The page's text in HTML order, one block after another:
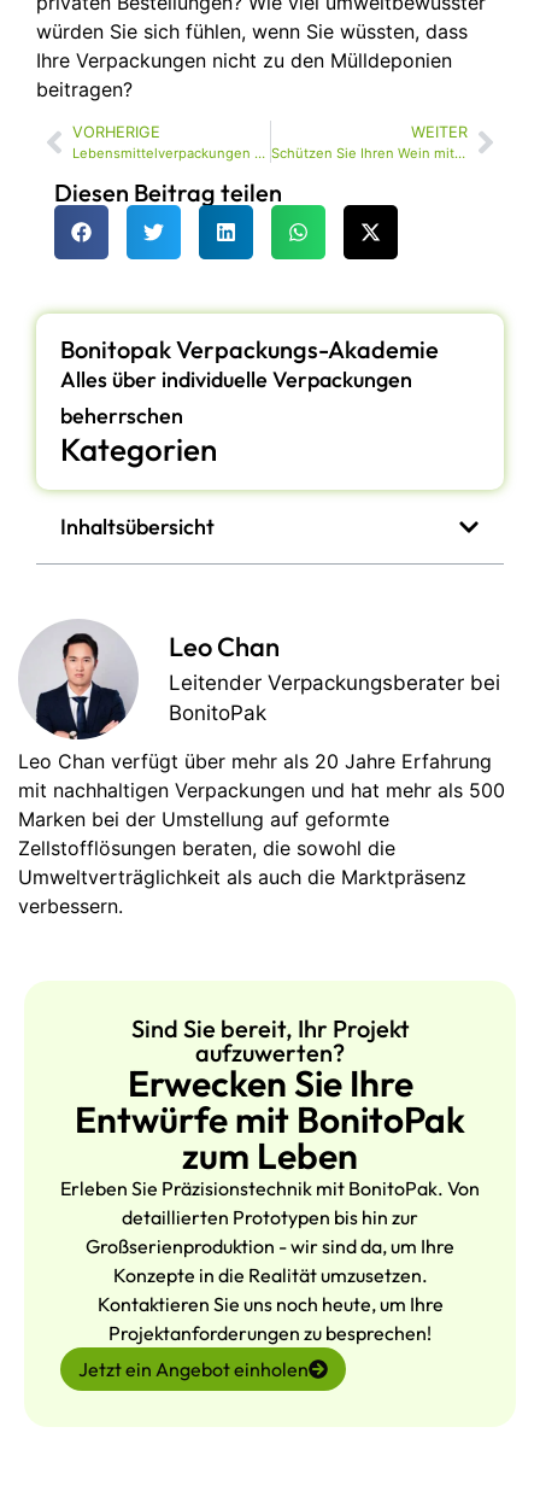
würden Sie sich fühlen, wenn Sie wüssten, dass
Ihre Verpackungen nicht zu den Mülldeponien
beitragen?
VORHERIGE
Lebensmittelverpackungen aus geformten Fasern: Innovationen und Trends, die unsere Zukunft verändern
WEITER
Schützen Sie Ihren Wein mit Stil: Die Vorteile von geformten Zellstoffschalen
Diesen Beitrag teilen
Bonitopak Verpackungs-Akademie
Alles über individuelle Verpackungen
beherrschen
Kategorien
Inhaltsübersicht
Leo Chan
Leitender Verpackungsberater bei
BonitoPak
Leo Chan verfügt über mehr als 20 Jahre Erfahrung
mit nachhaltigen Verpackungen und hat mehr als 500
Marken bei der Umstellung auf geformte
Zellstofflösungen beraten, die sowohl die
Umweltverträglichkeit als auch die Marktpräsenz
verbessern.
Sind Sie bereit, Ihr Projekt
aufzuwerten?
Erwecken Sie Ihre
Entwürfe mit BonitoPak
zum Leben
Erleben Sie Präzisionstechnik mit BonitoPak. Von
detaillierten Prototypen bis hin zur
Großserienproduktion - wir sind da, um Ihre
Konzepte in die Realität umzusetzen.
Kontaktieren Sie uns noch heute, um Ihre
Projektanforderungen zu besprechen!
Jetzt ein Angebot einholen